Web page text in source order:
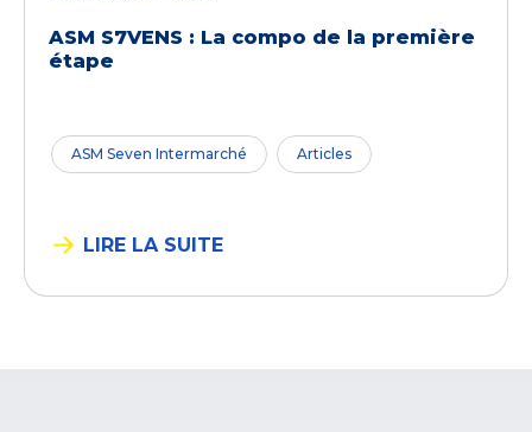
ASM S7VENS : La compo de la première
étape
ASM Seven Intermarché Articles
LIRE LA SUITE